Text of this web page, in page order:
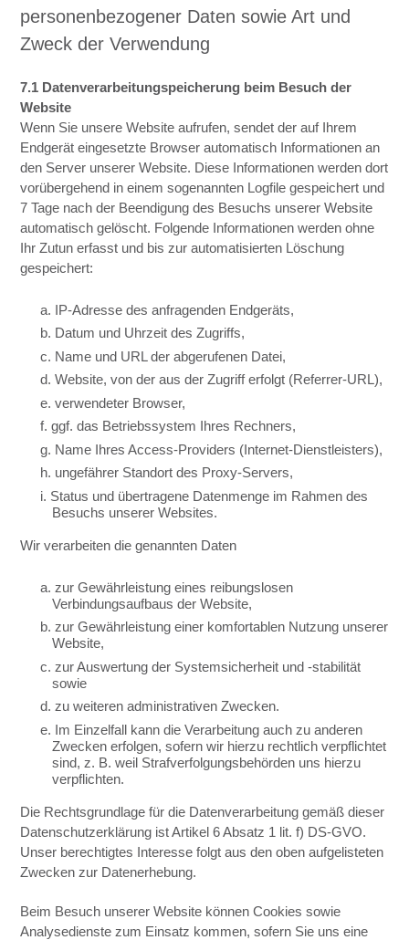
personenbezogener Daten sowie Art und
Zweck der Verwendung
7.1 Datenverarbeitungspeicherung beim Besuch der
Website
Wenn Sie unsere Website aufrufen, sendet der auf Ihrem
Endgerät eingesetzte Browser automatisch Informationen an
den Server unserer Website. Diese Informationen werden dort
vorübergehend in einem sogenannten Logfile gespeichert und
7 Tage nach der Beendigung des Besuchs unserer Website
automatisch gelöscht. Folgende Informationen werden ohne
Ihr Zutun erfasst und bis zur automatisierten Löschung
gespeichert:
a. IP-Adresse des anfragenden Endgeräts,
b. Datum und Uhrzeit des Zugriffs,
c. Name und URL der abgerufenen Datei,
d. Website, von der aus der Zugriff erfolgt (Referrer-URL),
e. verwendeter Browser,
f. ggf. das Betriebssystem Ihres Rechners,
g. Name Ihres Access-Providers (Internet-Dienstleisters),
h. ungefährer Standort des Proxy-Servers,
i. Status und übertragene Datenmenge im Rahmen des
Besuchs unserer Websites.
Wir verarbeiten die genannten Daten
a. zur Gewährleistung eines reibungslosen
Verbindungsaufbaus der Website,
b. zur Gewährleistung einer komfortablen Nutzung unserer
Website,
c. zur Auswertung der Systemsicherheit und -stabilität
sowie
d. zu weiteren administrativen Zwecken.
e. Im Einzelfall kann die Verarbeitung auch zu anderen
Zwecken erfolgen, sofern wir hierzu rechtlich verpflichtet
sind, z. B. weil Strafverfolgungsbehörden uns hierzu
verpflichten.
Die Rechtsgrundlage für die Datenverarbeitung gemäß dieser
Datenschutzerklärung ist Artikel 6 Absatz 1 lit. f) DS-GVO.
Unser berechtigtes Interesse folgt aus den oben aufgelisteten
Zwecken zur Datenerhebung.
Beim Besuch unserer Website können Cookies sowie
Analysedienste zum Einsatz kommen, sofern Sie uns eine